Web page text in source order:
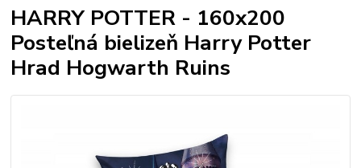
HARRY POTTER - 160x200
Posteľná bielizeň Harry Potter
Hrad Hogwarth Ruins